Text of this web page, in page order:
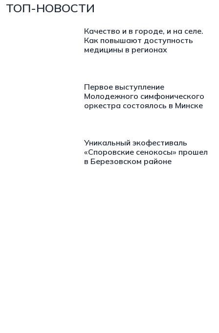
ТОП-НОВОСТИ
Качество и в городе, и на селе.
Как повышают доступность
медицины в регионах
Первое выступление
Молодежного симфонического
оркестра состоялось в Минске
Уникальный экофестиваль
«Споровские сенокосы» прошел
в Березовском районе